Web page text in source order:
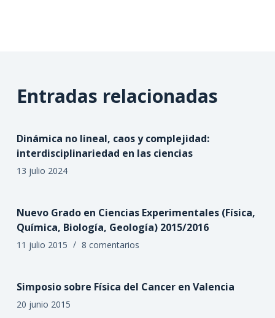
Entradas relacionadas
Dinámica no lineal, caos y complejidad:
interdisciplinariedad en las ciencias
13 julio 2024
Nuevo Grado en Ciencias Experimentales (Física,
Química, Biología, Geología) 2015/2016
11 julio 2015 8 comentarios
Simposio sobre Física del Cancer en Valencia
20 junio 2015